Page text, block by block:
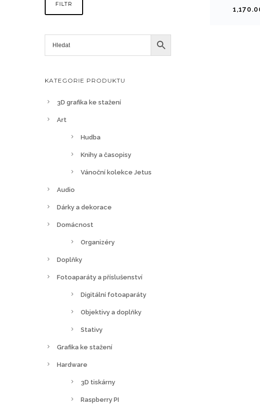
FILTR
KATEGORIE PRODUKTU
3D grafika ke stažení
Art
Hudba
Knihy a časopisy
Vánoční kolekce Jetus
Audio
Dárky a dekorace
Domácnost
Organizéry
Doplňky
Fotoaparáty a příslušenství
Digitální fotoaparáty
Objektivy a doplňky
Stativy
Grafika ke stažení
Hardware
3D tiskárny
Raspberry PI